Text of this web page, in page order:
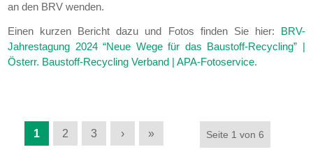
an den BRV wenden.
Einen kurzen Bericht dazu und Fotos finden Sie hier: BRV-
Jahrestagung 2024 “Neue Wege für das Baustoff-Recycling” |
Österr. Baustoff-Recycling Verband | APA-Fotoservice.
Seite 1 von 6
1 2 3 › »